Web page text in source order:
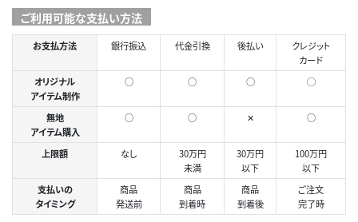
ご利用可能な支払い方法
お支払方法 銀行振込 代金引換 後払い
クレジット
カード
オリジナル
アイテム制作
○ ○ ○ ◯
無地
アイテム購入
○ ○ ✕ ○
上限額 なし
30万円
未満
30万円
以下
100万円
以下
支払いの
タイミング
商品
発送前
商品
到着時
商品
到着後
ご注文
完了時